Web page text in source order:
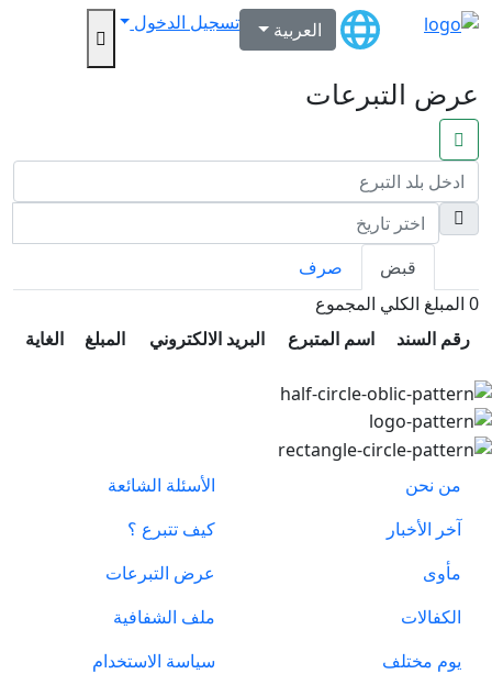
العربية تسجيل الدخول
عرض التبرعات
قبض
صرف
0 المبلغ الكلي المجموع
رقم السند
اسم المتبرع البريد الالكتروني المبلغ الغاية
من نحن
آخر الأخبار
مأوى
الكفالات
يوم مختلف
الأسئلة الشائعة
كيف تتبرع ؟
عرض التبرعات
ملف الشفافية
سياسة الاستخدام